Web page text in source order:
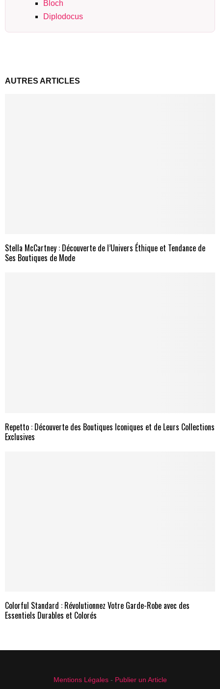
Bloch
Diplodocus
AUTRES ARTICLES
Stella McCartney : Découverte de l’Univers Éthique et Tendance de
Ses Boutiques de Mode
Repetto : Découverte des Boutiques Iconiques et de Leurs Collections
Exclusives
Colorful Standard : Révolutionnez Votre Garde-Robe avec des
Essentiels Durables et Colorés
Mentions Légales- Publier un Article